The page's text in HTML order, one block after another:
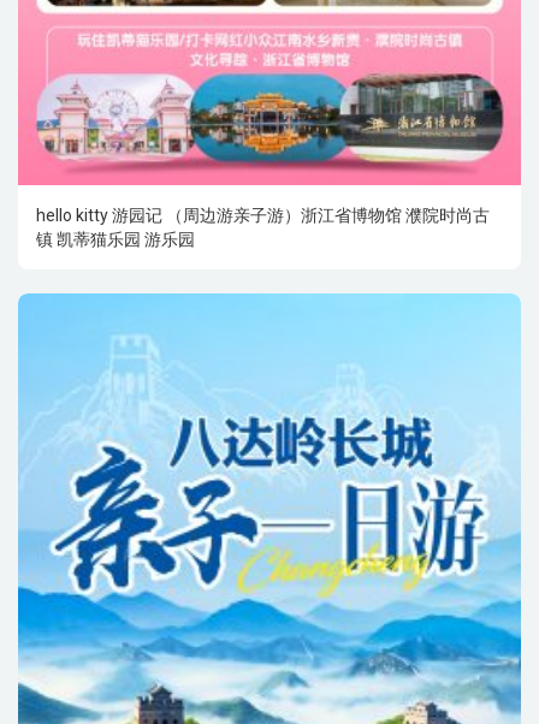
hello kitty 游园记 （周边游亲子游）浙江省博物馆 濮院时尚古
镇 凯蒂猫乐园 游乐园